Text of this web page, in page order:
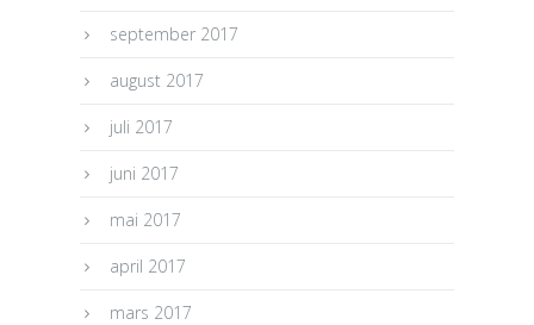
september 2017
august 2017
juli 2017
juni 2017
mai 2017
april 2017
mars 2017